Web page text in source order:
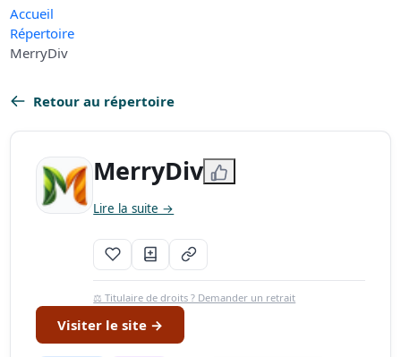
Accueil
Répertoire
MerryDiv
Retour au répertoire
MerryDiv
Lire la suite →
⚖️ Titulaire de droits ? Demander un retrait
Visiter le site →